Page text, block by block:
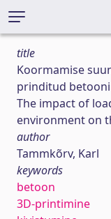
title
Koormamise
prinditud
The impact of
environment on
author
Tammkõrv, Karl
keywords
betoon
3D-printimine